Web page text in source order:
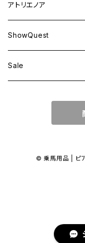
アトリエノア
ShowQuest
Sale
© 乗馬用品 | ピア